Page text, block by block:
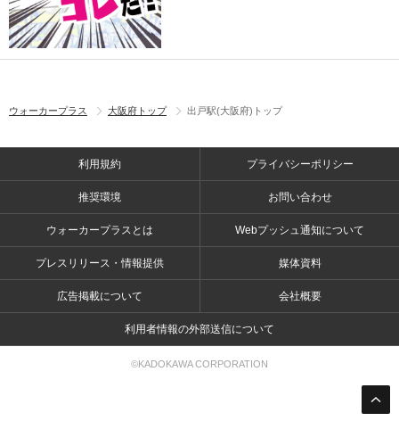
ウォーカープラス 大阪府トップ 出戸駅(大阪府)トップ
利用規約 プライバシーポリシー
推奨環境 お問い合わせ
ウォーカープラスとは Webプッシュ通知について
プレスリリース・情報提供 媒体資料
広告掲載について 会社概要
利用者情報の外部送信について
©KADOKAWA CORPORATION